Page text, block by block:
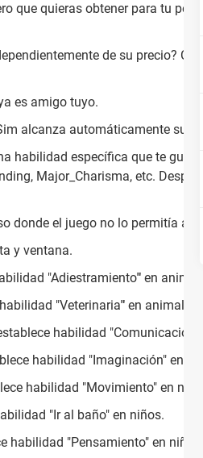
que quieras obtener para tu
de su precio?
es amigo tuyo.
alcanza automáticamente su
habilidad específica que te
Major_Charisma, etc.
donde el juego no lo permitía
y ventana.
"Adiestramiento" en
"Veterinaria" en animales.
habilidad "Comunicación"
habilidad "Imaginación" en
habilidad "Movimiento" en
"Ir al baño" en niños.
habilidad "Pensamiento" en niños.